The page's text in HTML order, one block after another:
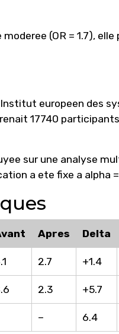
(OR = 1.7),
europeen des
17740
sur une analyse
a ete fixe a alpha =
Apres Delta
2.7 +1.4
2.3 +5.7
– 6.4